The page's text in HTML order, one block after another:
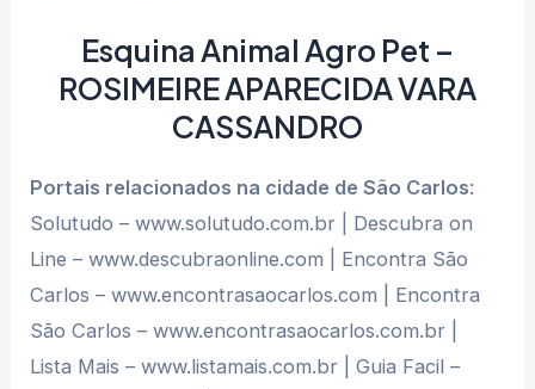
Esquina Animal Agro Pet –
ROSIMEIRE APARECIDA VARA
CASSANDRO
Portais relacionados na cidade de São Carlos:
Solutudo – www.solutudo.com.br | Descubra on
Line – www.descubraonline.com | Encontra São
Carlos – www.encontrasaocarlos.com | Encontra
São Carlos – www.encontrasaocarlos.com.br |
Lista Mais – www.listamais.com.br | Guia Facil –